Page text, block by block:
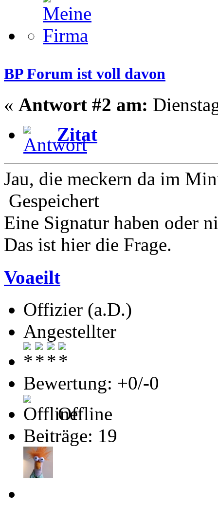
BP Forum ist voll davon
« Antwort #2 am:
Zitat
Jau, die meckern da im
Gespeichert
Eine Signatur haben oder
Das ist hier die Frage.
Voaeilt
Offizier (a.D.)
Angestellter
Bewertung: +0/-0
Offline
Beiträge: 19